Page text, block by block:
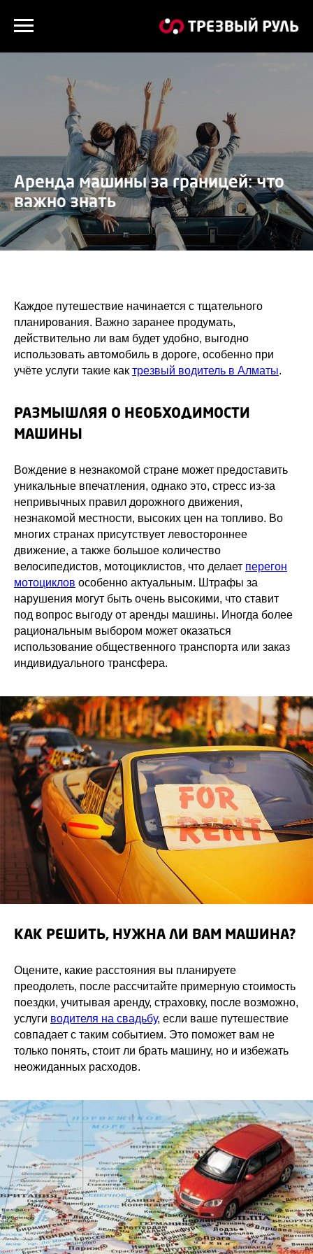
Аренда машины за границей: что
важно знать
Каждое путешествие начинается с тщательного
планирования. Важно заранее продумать,
действительно ли вам будет удобно, выгодно
использовать автомобиль в дороге, особенно при
учёте услуги такие как трезвый водитель в Алматы.
РАЗМЫШЛЯЯ О НЕОБХОДИМОСТИ
МАШИНЫ
Вождение в незнакомой стране может предоставить
уникальные впечатления, однако это, стресс из-за
непривычных правил дорожного движения,
незнакомой местности, высоких цен на топливо. Во
многих странах присутствует левостороннее
движение, а также большое количество
велосипедистов, мотоциклистов, что делает перегон
мотоциклов особенно актуальным. Штрафы за
нарушения могут быть очень высокими, что ставит
под вопрос выгоду от аренды машины. Иногда более
рациональным выбором может оказаться
использование общественного транспорта или заказ
индивидуального трансфера.
КАК РЕШИТЬ, НУЖНА ЛИ ВАМ МАШИНА?
Оцените, какие расстояния вы планируете
преодолеть, после рассчитайте примерную стоимость
поездки, учитывая аренду, страховку, после возможно,
услуги водителя на свадьбу, если ваше путешествие
совпадает с таким событием. Это поможет вам не
только понять, стоит ли брать машину, но и избежать
неожиданных расходов.